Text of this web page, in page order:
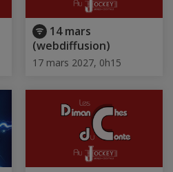
14 mars
(webdiffusion)
17 mars 2027, 0h15